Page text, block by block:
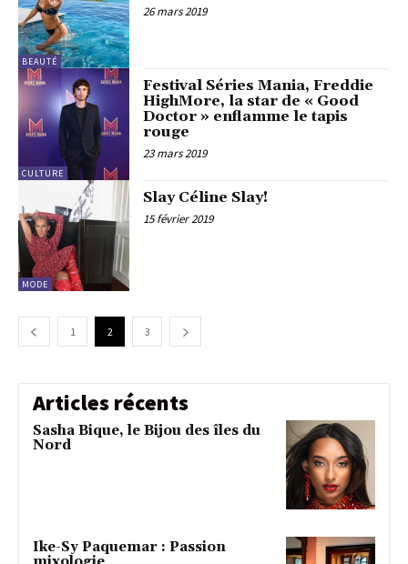
BEAUTÉ
26 mars 2019
CULTURE
Festival Séries Mania, Freddie
HighMore, la star de « Good
Doctor » enflamme le tapis
rouge
23 mars 2019
MODE
Slay Céline Slay!
15 février 2019
1 2 3
Articles récents
Sasha Bique, le Bijou des îles du
Nord
Ike-Sy Paquemar : Passion